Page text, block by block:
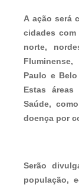
A ação será
cidades com
norte,
Paulo e
Estas
Saúde,
doença por
Serão
população,